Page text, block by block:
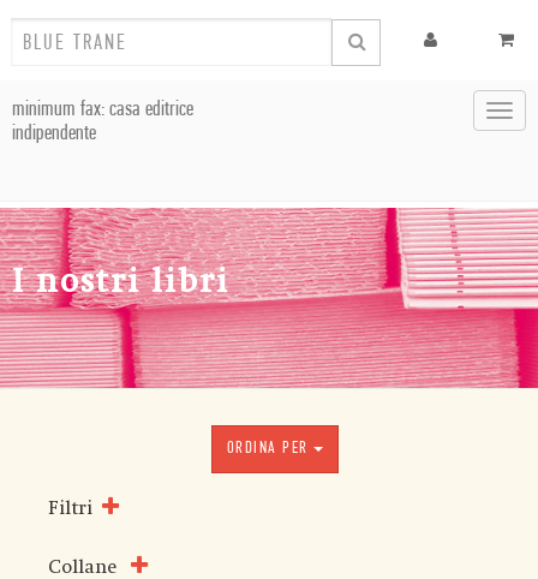
minimum fax: casa editrice
indipendente
I nostri libri
ORDINA PER
Filtri
Collane